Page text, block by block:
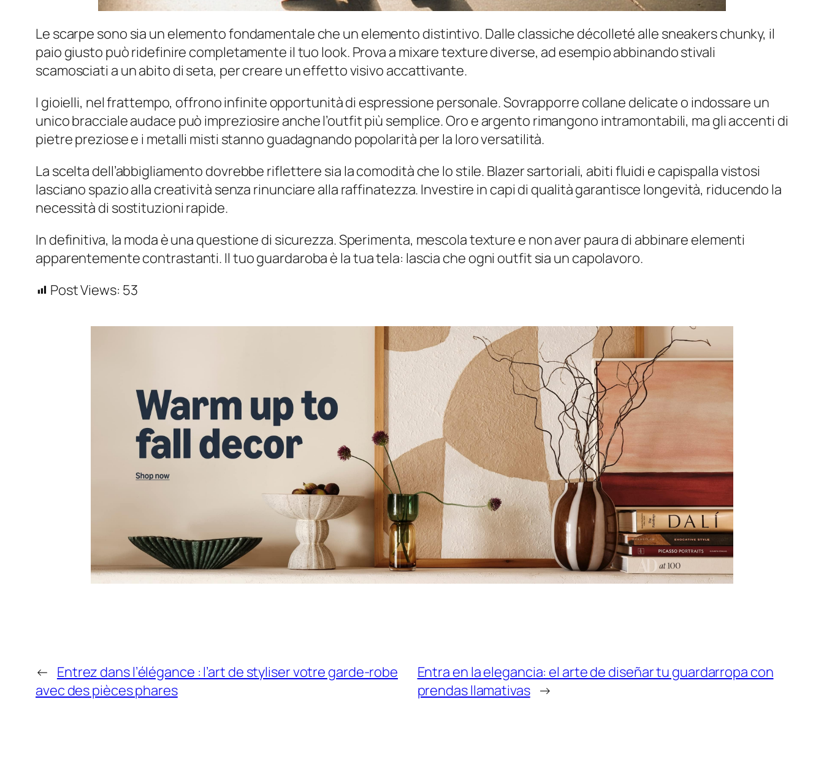
Le scarpe sono sia un elemento fondamentale che un elemento distintivo. Dalle classiche décolleté alle sneakers chunky, il
paio giusto può ridefinire completamente il tuo look. Prova a mixare texture diverse, ad esempio abbinando stivali
scamosciati a un abito di seta, per creare un effetto visivo accattivante.
I gioielli, nel frattempo, offrono infinite opportunità di espressione personale. Sovrapporre collane delicate o indossare un
unico bracciale audace può impreziosire anche l’outfit più semplice. Oro e argento rimangono intramontabili, ma gli accenti di
pietre preziose e i metalli misti stanno guadagnando popolarità per la loro versatilità.
La scelta dell’abbigliamento dovrebbe riflettere sia la comodità che lo stile. Blazer sartoriali, abiti fluidi e capispalla vistosi
lasciano spazio alla creatività senza rinunciare alla raffinatezza. Investire in capi di qualità garantisce longevità, riducendo la
necessità di sostituzioni rapide.
In definitiva, la moda è una questione di sicurezza. Sperimenta, mescola texture e non aver paura di abbinare elementi
apparentemente contrastanti. Il tuo guardaroba è la tua tela: lascia che ogni outfit sia un capolavoro.
Post Views: 53
← Entrez dans l’élégance : l’art de styliser votre garde-robe
avec des pièces phares
Entra en la elegancia: el arte de diseñar tu guardarropa con
prendas llamativas →